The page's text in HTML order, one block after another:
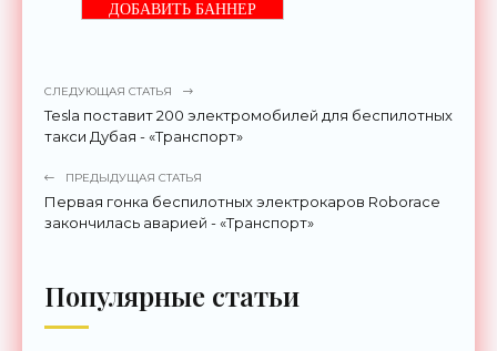
ДОБАВИТЬ БАННЕР
СЛЕДУЮЩАЯ СТАТЬЯ
Tesla поставит 200 электромобилей для беспилотных
такси Дубая - «Транспорт»
ПРЕДЫДУЩАЯ СТАТЬЯ
Первая гонка беспилотных электрокаров Roborace
закончилась аварией - «Транспорт»
Популярные статьи